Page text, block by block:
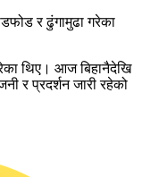
र ढुंगामुढा गरेका
थिए। आज बिहानैदेखि
र प्रदर्शन जारी रहेको